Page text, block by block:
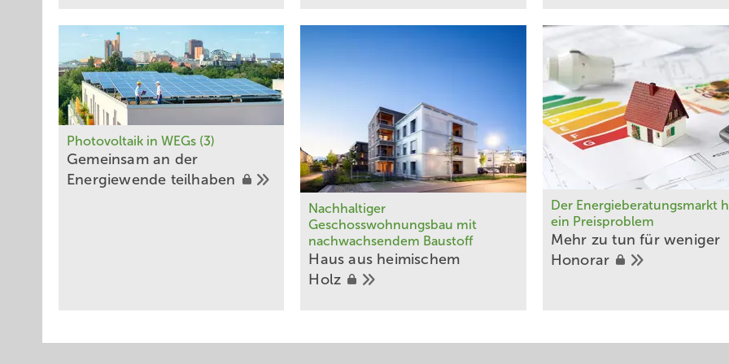
Photovoltaik in WEGs (3)
Gemeinsam an der
Energiewende teilhaben
Nachhaltiger
Geschosswohnungsbau mit
nachwachsendem Baustoff
Haus aus heimischem
Holz
Der Energieberatungsmarkt
ein Preisproblem
Mehr zu tun für weniger
Honorar